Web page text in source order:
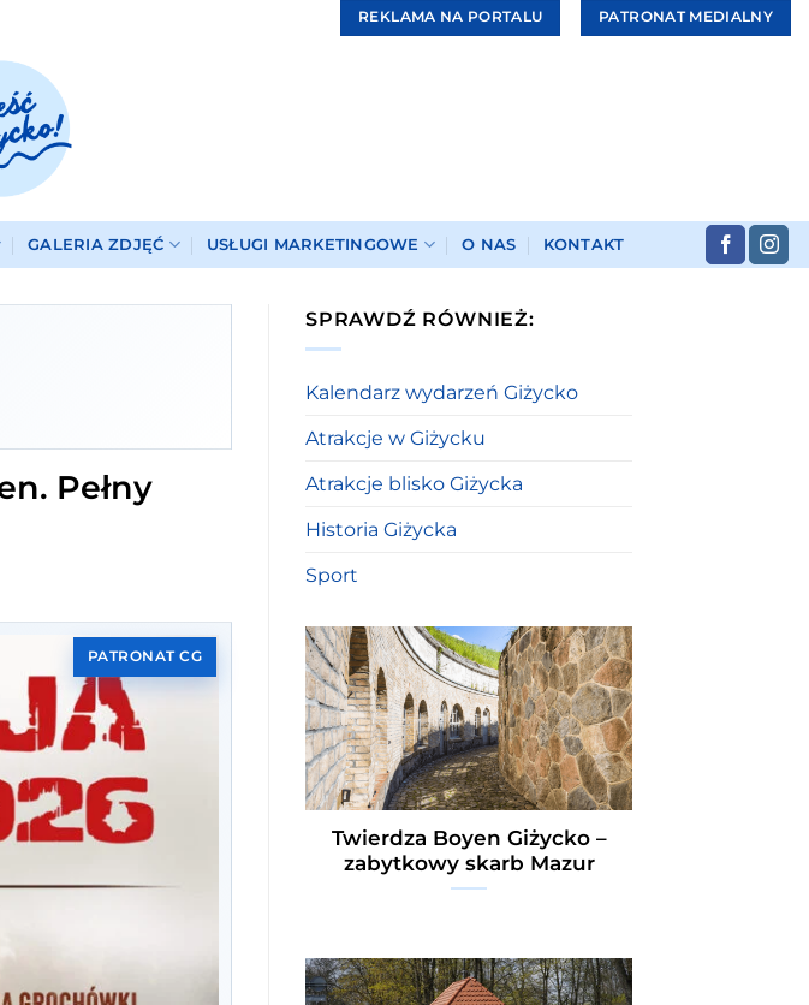
REKLAMA NA PORTALU PATRONAT MEDIALNY
GALERIA ZDJĘĆ USŁUGI MARKETINGOWE O NAS KONTAKT
Pełny
PATRONAT CG
SPRAWDŹ RÓWNIEŻ:
Kalendarz wydarzeń Giżycko
Atrakcje w Giżycku
Atrakcje blisko Giżycka
Historia Giżycka
Sport
Twierdza Boyen Giżycko –
zabytkowy skarb Mazur